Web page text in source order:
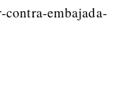
contra-embajada-